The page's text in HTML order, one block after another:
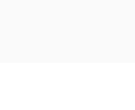
DÉTAIL BRODÉ
DÉTAIL BRODÉ
DÉTAIL BRODÉ